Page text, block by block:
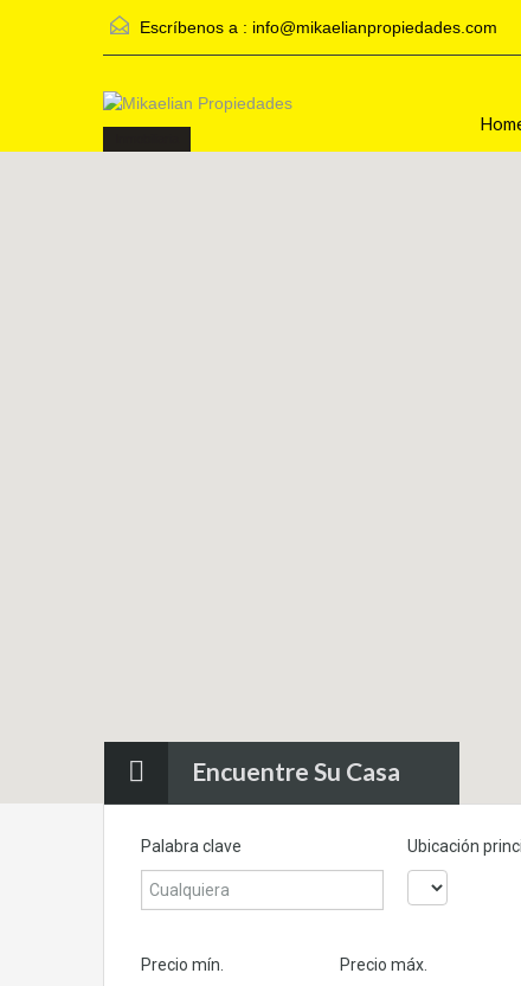
Escríbenos a : info@mikaelianpropiedades.com
Encuentre Su Casa
Palabra clave Ubicación
Precio mín. Precio máx.